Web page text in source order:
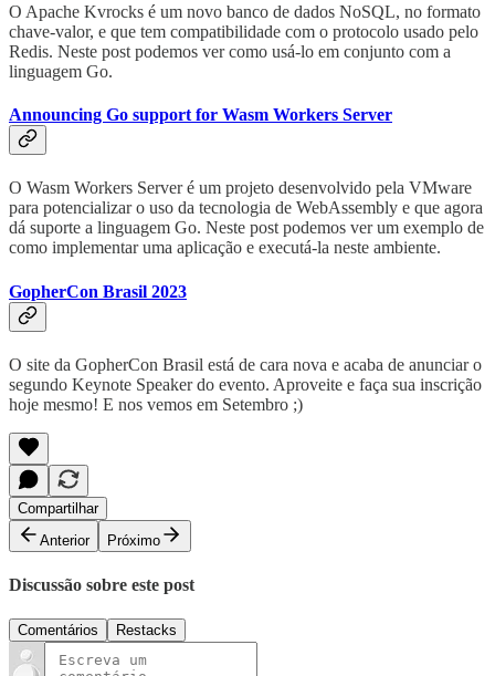
O Apache Kvrocks é um novo banco de dados NoSQL, no formato
chave-valor, e que tem compatibilidade com o protocolo usado pelo
Redis. Neste post podemos ver como usá-lo em conjunto com a
linguagem Go.
Announcing Go support for Wasm Workers Server
O Wasm Workers Server é um projeto desenvolvido pela VMware
para potencializar o uso da tecnologia de WebAssembly e que agora
dá suporte a linguagem Go. Neste post podemos ver um exemplo de
como implementar uma aplicação e executá-la neste ambiente.
GopherCon Brasil 2023
O site da GopherCon Brasil está de cara nova e acaba de anunciar o
segundo Keynote Speaker do evento. Aproveite e faça sua inscrição
hoje mesmo! E nos vemos em Setembro ;)
Compartilhar
Anterior
Próximo
Discussão sobre este post
Comentários Restacks